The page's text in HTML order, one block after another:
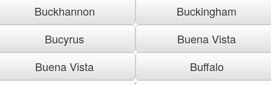
Buckhannon
Buckingham
Bucyrus
Buena Vista
Buena Vista
Buffalo